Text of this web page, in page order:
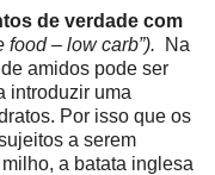
de verdade com
food – low carb”).
Na
amidos pode ser
introduzir uma
Por isso que os
a serem
a batata inglesa